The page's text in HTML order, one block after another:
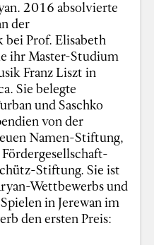
2016 absolvierte
der
Prof. Elisabeth
ihr Master-Studium
Franz Liszt in
Sie belegte
und Saschko
von der
Namen-Stiftung,
Stiftung. Sie ist
Wettbewerbs und
in Jerewan im
den ersten Preis: